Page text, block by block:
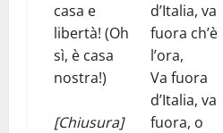
casa e
libertà! (Oh
sì, è casa
nostra!)
[Chiusura]
d’Italia, va
fuora ch’è
l’ora,
Va fuora
d’Italia, va
fuora, o